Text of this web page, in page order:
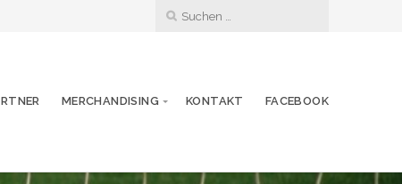
MERCHANDISING KONTAKT FACEBOOK